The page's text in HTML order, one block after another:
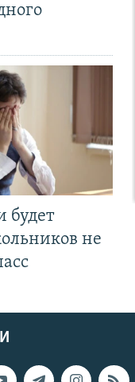
будет
не